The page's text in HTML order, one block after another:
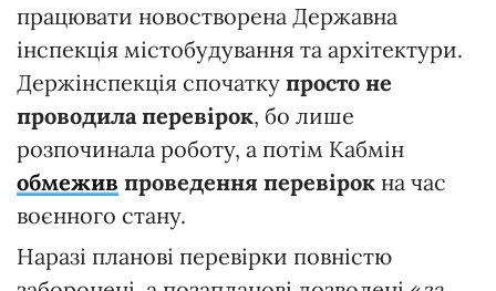
працювати новостворена Державна
інспекція містобудування та архітектури.
Держінспекція спочатку просто не
проводила перевірок, бо лише
розпочинала роботу, а потім Кабмін
обмежив проведення перевірок на час
воєнного стану.
Наразі планові перевірки повністю